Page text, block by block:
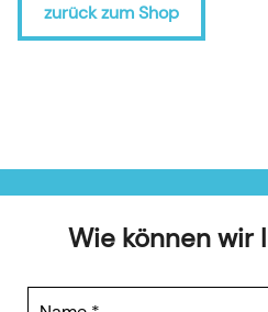
zurück zum Shop
Wie können wir